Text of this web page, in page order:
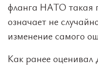
фланга НАТО такая
означает не
изменение самого
Как ранее